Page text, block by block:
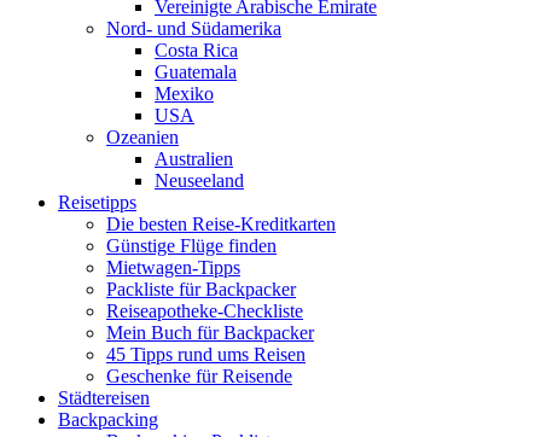
Vereinigte Arabische Emirate
Nord- und Südamerika
Costa Rica
Guatemala
Mexiko
USA
Ozeanien
Australien
Neuseeland
Reisetipps
Die besten Reise-Kreditkarten
Günstige Flüge finden
Mietwagen-Tipps
Packliste für Backpacker
Reiseapotheke-Checkliste
Mein Buch für Backpacker
45 Tipps rund ums Reisen
Geschenke für Reisende
Städtereisen
Backpacking